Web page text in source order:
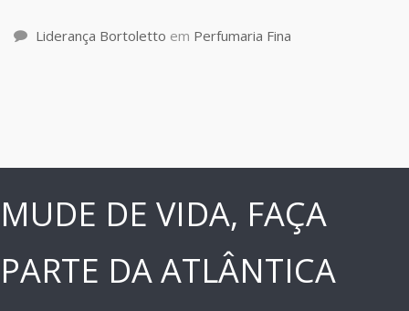
Liderança Bortoletto em Perfumaria Fina
MUDE DE VIDA, FAÇA
PARTE DA ATLÂNTICA